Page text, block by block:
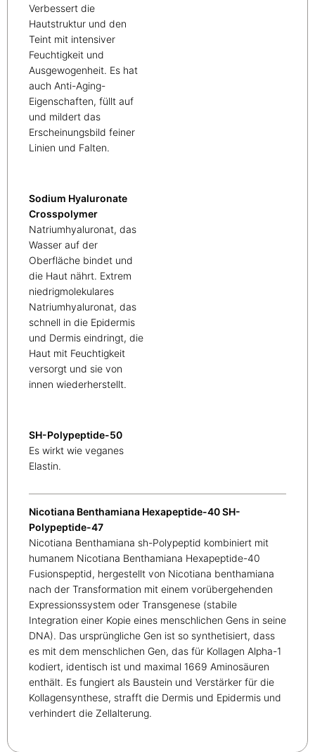
Verbessert die
Hautstruktur und den
Teint mit intensiver
Feuchtigkeit und
Ausgewogenheit. Es hat
auch Anti-Aging-
Eigenschaften, füllt auf
und mildert das
Erscheinungsbild feiner
Linien und Falten.
Sodium Hyaluronate
Crosspolymer
Natriumhyaluronat, das
Wasser auf der
Oberfläche bindet und
die Haut nährt. Extrem
niedrigmolekulares
Natriumhyaluronat, das
schnell in die Epidermis
und Dermis eindringt, die
Haut mit Feuchtigkeit
versorgt und sie von
innen wiederherstellt.
SH-Polypeptide-50
Es wirkt wie veganes
Elastin.
Nicotiana Benthamiana Hexapeptide-40 SH-
Polypeptide-47
Nicotiana Benthamiana sh-Polypeptid kombiniert mit
humanem Nicotiana Benthamiana Hexapeptide-40
Fusionspeptid, hergestellt von Nicotiana benthamiana
nach der Transformation mit einem vorübergehenden
Expressionssystem oder Transgenese (stabile
Integration einer Kopie eines menschlichen Gens in seine
DNA). Das ursprüngliche Gen ist so synthetisiert, dass
es mit dem menschlichen Gen, das für Kollagen Alpha-1
kodiert, identisch ist und maximal 1669 Aminosäuren
enthält. Es fungiert als Baustein und Verstärker für die
Kollagensynthese, strafft die Dermis und Epidermis und
verhindert die Zellalterung.